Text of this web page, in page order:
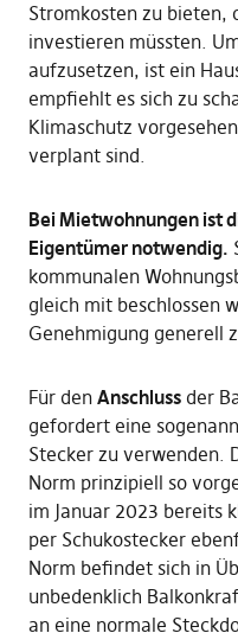
Stromkosten zu bieten,
investieren müssten.
aufzusetzen, ist ein
empfiehlt es sich zu
Klimaschutz
verplant sind.
Bei Mietwohnungen ist
Eigentümer notwendig.
kommunalen
gleich mit beschlossen
Genehmigung generell
Für den Anschlussder
gefordert eine
Stecker zu verwenden.
Norm prinzipiell so
im Januar 2023 bereits
per Schukostecker
Norm befindet sich in
unbedenklich
an eine normale